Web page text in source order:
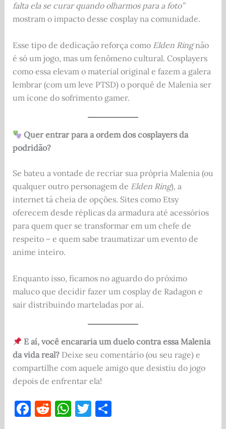
falta ela se curar quando olharmos para a foto”
mostram o impacto desse cosplay na comunidade.
Esse tipo de dedicação reforça como Elden Ringnão
é só um jogo, mas um fenômeno cultural. Cosplayers
como essa elevam o material original e fazem a galera
lembrar (com um leve PTSD) o porquê de Malenia ser
um ícone do sofrimento gamer.
Quer entrar para a ordem dos cosplayers da
podridão?
Se bateu a vontade de recriar sua própria Malenia (ou
qualquer outro personagem de Elden Ring), a
internet tá cheia de opções. Sites como Etsy
oferecem desde réplicas da armadura até acessórios
para quem quer se transformar em um chefe de
respeito – e quem sabe traumatizar um evento de
anime inteiro.
Enquanto isso, ficamos no aguardo do próximo
maluco que decidir fazer um cosplay de Radagon e
sair distribuindo marteladas por aí.
E aí, você encararia um duelo contra essa Malenia
da vida real?Deixe seu comentário (ou seu rage) e
compartilhe com aquele amigo que desistiu do jogo
depois de enfrentar ela!
F R WT S